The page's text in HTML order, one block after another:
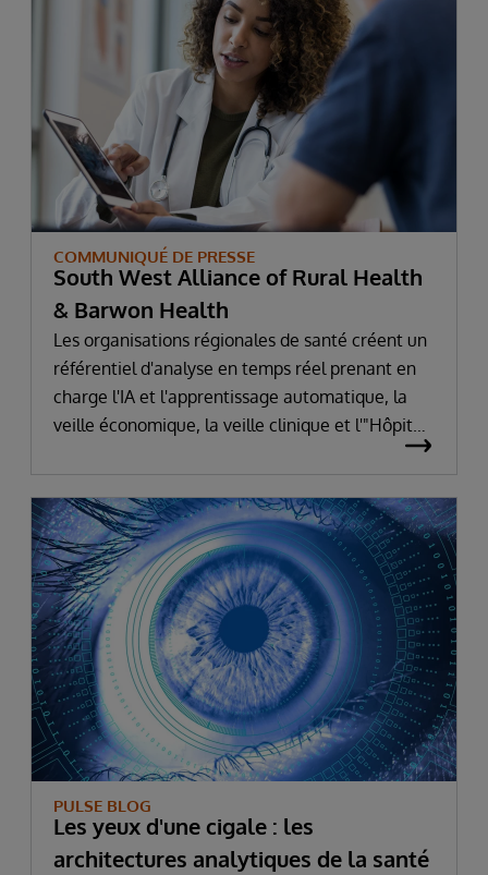
COMMUNIQUÉ DE PRESSE
South West Alliance of Rural Health
& Barwon Health
Les organisations régionales de santé créent un
référentiel d'analyse en temps réel prenant en
charge l'IA et l'apprentissage automatique, la
veille économique, la veille clinique et l'"Hôpital
PULSE BLOG
Les yeux d'une cigale : les
architectures analytiques de la santé